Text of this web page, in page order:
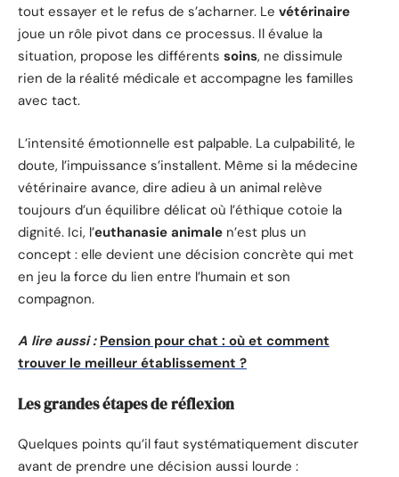
tout essayer et le refus de s’acharner. Le vétérinaire
joue un rôle pivot dans ce processus. Il évalue la
situation, propose les différents soins, ne dissimule
rien de la réalité médicale et accompagne les familles
avec tact.
L’intensité émotionnelle est palpable. La culpabilité, le
doute, l’impuissance s’installent. Même si la médecine
vétérinaire avance, dire adieu à un animal relève
toujours d’un équilibre délicat où l’éthique cotoie la
dignité. Ici, l’euthanasie animale n’est plus un
concept : elle devient une décision concrète qui met
en jeu la force du lien entre l’humain et son
compagnon.
A lire aussi : Pension pour chat : où et comment
trouver le meilleur établissement ?
Les grandes étapes de réflexion
Quelques points qu’il faut systématiquement discuter
avant de prendre une décision aussi lourde :